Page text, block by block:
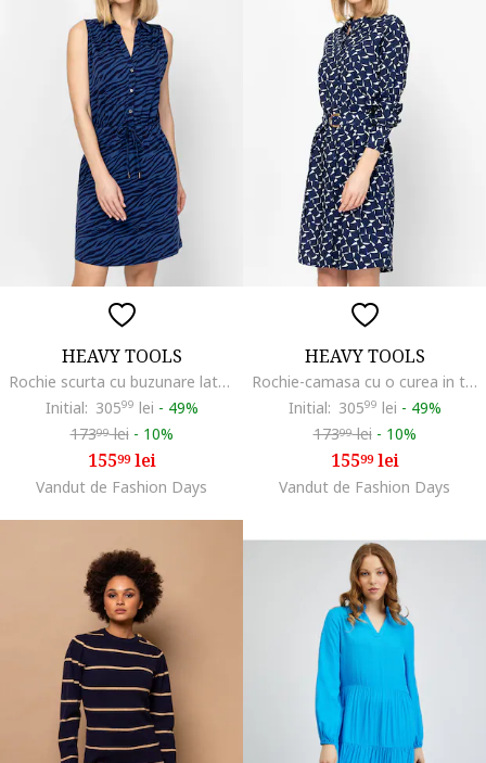
HEAVY TOOLS
Rochie scurta cu buzunare laterale Volissa, Albastru
Initial: 30599 lei - 49%
17399lei - 10%
15599lei
Vandut de Fashion Days
HEAVY TOOLS
Rochie-camasa cu o curea in talie Varonna, Bleumarin
Initial: 30599 lei - 49%
17399lei - 10%
15599lei
Vandut de Fashion Days